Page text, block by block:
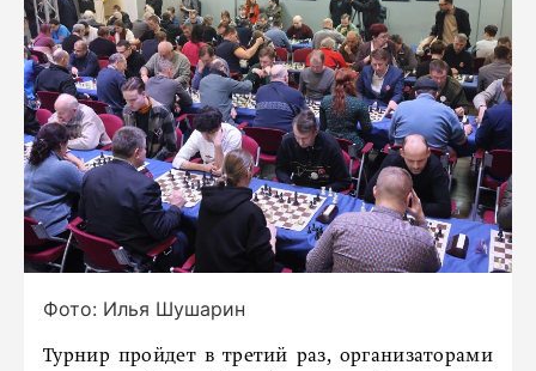
Фото: Илья Шушарин
Турнир пройдет в третий раз, организаторами